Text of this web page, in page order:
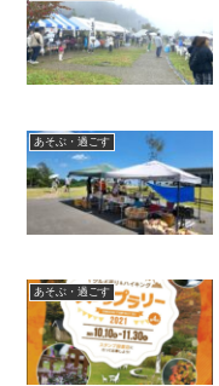
あそぶ・過ごす
あそぶ・過ごす